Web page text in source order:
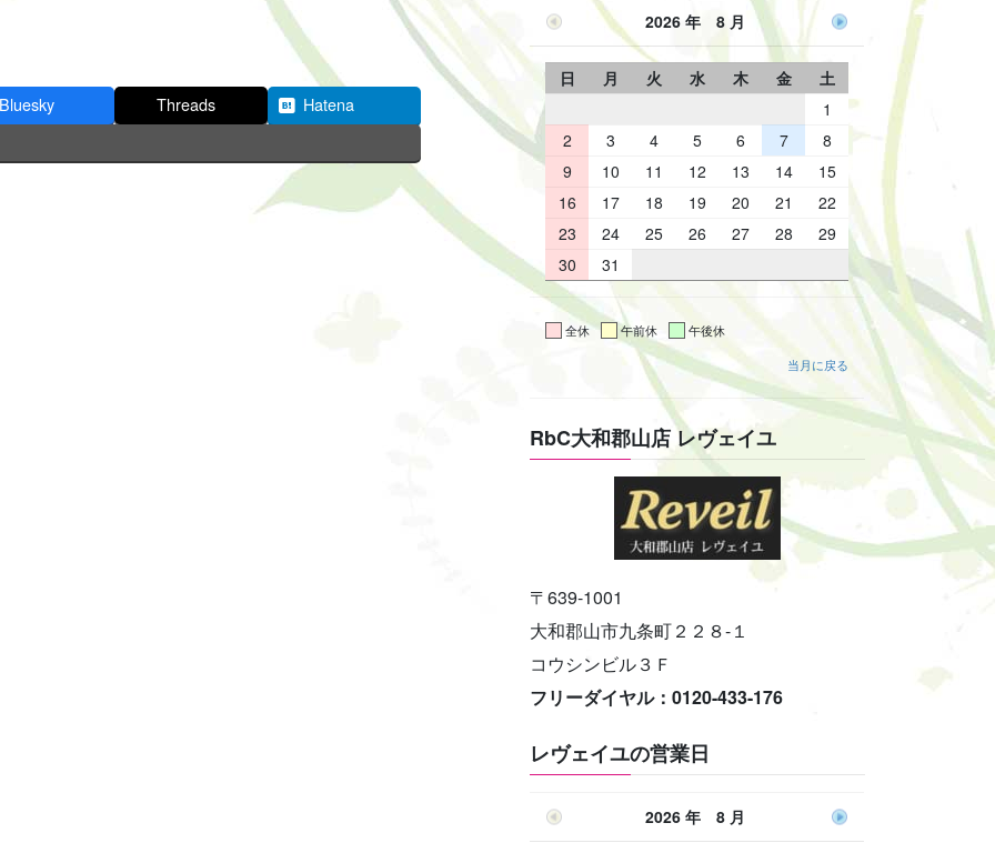
Bluesky Threads Hatena
2026 年 8 月
日 月 火 水 木 金
土
1
2
3 4 5 6 7
8
9
10 11 12 13 14
15
16
17 18 19 20 21
22
23
24 25 26 27 28
29
30
31
全休 午前休
午後休
当月に戻る
RbC大和郡山店 レヴェイユ
〒639-1001
大和郡山市九条町２２８-１
コウシンビル３Ｆ
フリーダイヤル：0120-433-176
レヴェイユの営業日
2026 年 8 月